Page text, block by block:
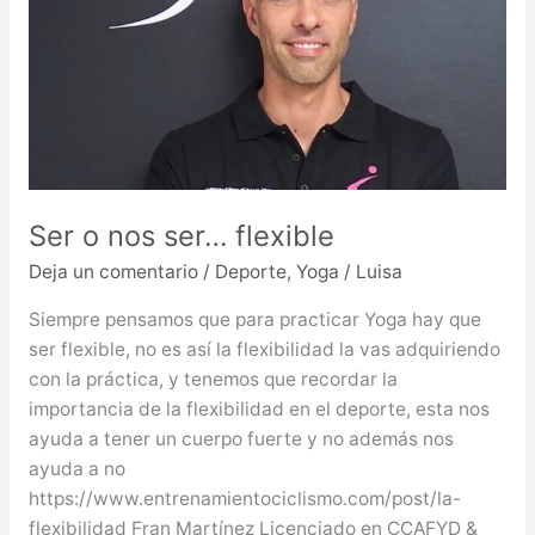
Ser o nos ser… flexible
Deja un comentario / Deporte, Yoga / Luisa
Siempre pensamos que para practicar Yoga hay que
ser flexible, no es así la flexibilidad la vas adquiriendo
con la práctica, y tenemos que recordar la
importancia de la flexibilidad en el deporte, esta nos
ayuda a tener un cuerpo fuerte y no además nos
ayuda a no
https://www.entrenamientociclismo.com/post/la-
flexibilidad Fran Martínez Licenciado en CCAFYD &